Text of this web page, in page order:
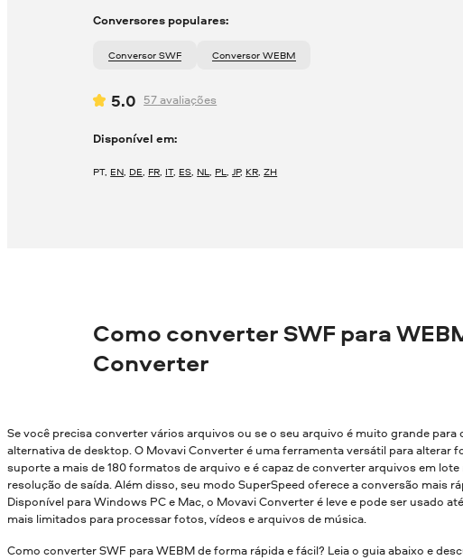
Conversores populares:
Conversor SWF Conversor WEBM
5.0 57 avaliações
Disponível em:
PT, EN, DE, FR, IT, ES, NL, PL,JP, KR,ZH
Como converter SWF para
Converter
Se você precisa converter vários arquivos ou se o seu arquivo é muito grande
alternativa de desktop. O Movavi Converter é uma ferramenta versátil para alterar
suporte a mais de 180 formatos de arquivo e é capaz de converter arquivos em
resolução de saída. Além disso, seu modo SuperSpeed oferece a conversão mais
Disponível para Windows PC e Mac, o Movavi Converter é leve e pode ser usado
mais limitados para processar fotos, vídeos e arquivos de música.
Como converter SWF para WEBM de forma rápida e fácil? Leia o guia abaixo e